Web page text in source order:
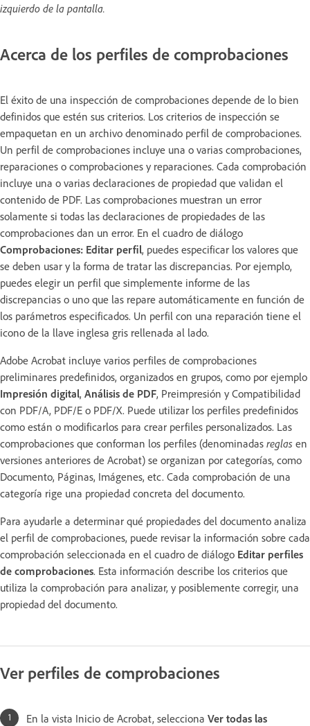
izquierdo de la pantalla.
Acerca de los perfiles de comprobaciones
El éxito de una inspección de comprobaciones depende de lo bien
definidos que estén sus criterios. Los criterios de inspección se
empaquetan en un archivo denominado perfil de comprobaciones.
Un perfil de comprobaciones incluye una o varias comprobaciones,
reparaciones o comprobaciones y reparaciones. Cada comprobación
incluye una o varias declaraciones de propiedad que validan el
contenido de PDF. Las comprobaciones muestran un error
solamente si todas las declaraciones de propiedades de las
comprobaciones dan un error. En el cuadro de diálogo
Comprobaciones: Editar perfil, puedes especificar los valores que
se deben usar y la forma de tratar las discrepancias. Por ejemplo,
puedes elegir un perfil que simplemente informe de las
discrepancias o uno que las repare automáticamente en función de
los parámetros especificados. Un perfil con una reparación tiene el
icono de la llave inglesa gris rellenada al lado.
Adobe Acrobat incluye varios perfiles de comprobaciones
preliminares predefinidos, organizados en grupos, como por ejemplo
Impresión digital, Análisis de PDF, Preimpresión y Compatibilidad
con PDF/A, PDF/E o PDF/X. Puede utilizar los perfiles predefinidos
como están o modificarlos para crear perfiles personalizados. Las
comprobaciones que conforman los perfiles (denominadas reglas en
versiones anteriores de Acrobat) se organizan por categorías, como
Documento, Páginas, Imágenes, etc. Cada comprobación de una
categoría rige una propiedad concreta del documento.
Para ayudarle a determinar qué propiedades del documento analiza
el perfil de comprobaciones, puede revisar la información sobre cada
comprobación seleccionada en el cuadro de diálogo Editar perfiles
de comprobaciones. Esta información describe los criterios que
utiliza la comprobación para analizar, y posiblemente corregir, una
propiedad del documento.
Ver perfiles de comprobaciones
En la vista Inicio de Acrobat, selecciona Ver todas las